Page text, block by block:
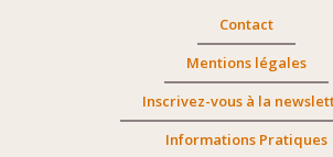
Contact
Mentions légales
Inscrivez-vous à la
Informations Pratiques